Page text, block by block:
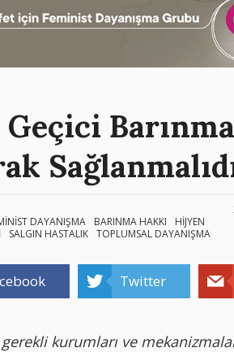
DAYANIŞMA
BARINMA HAKKI
HİJYEN
SALGIN HASTALIK TOPLUMSAL DAYANIŞMA
Twitter
kurumları ve